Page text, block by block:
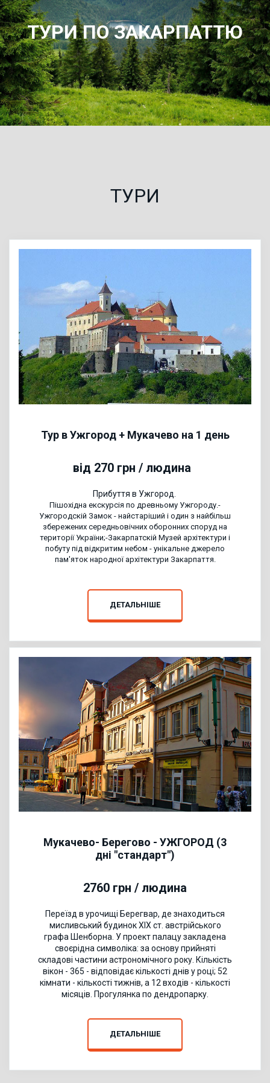
ТУРИ ПО ЗАКАРПАТТЮ
ТУРИ
Тур в Ужгород + Мукачево на 1 день
від 270 грн / людина
Прибуття в Ужгород.
Пішохідна екскурсія по древньому Ужгороду.-
Ужгородскій Замок - найстаріший і один з найбільш
збережених середньовічних оборонних споруд на
території України;-Закарпатскій Музей архітектури і
побуту під відкритим небом - унікальне джерело
пам'яток народної архітектури Закарпаття.
ДЕТАЛЬНІШЕ
Мукачево- Берегово - УЖГОРОД (3
дні "стандарт")
2760 грн / людина
Переїзд в урочищі Берегвар, де знаходиться
мисливський будинок ХІХ ст. австрійського
графа Шенборна. У проект палацу закладена
своєрідна символіка: за основу прийняті
складові частини астрономічного року. Кількість
вікон - 365 - відповідає кількості днів у році; 52
кімнати - кількості тижнів, а 12 входів - кількості
місяців. Прогулянка по дендропарку.
ДЕТАЛЬНІШЕ